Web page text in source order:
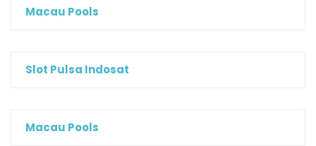
Macau Pools
Slot Pulsa Indosat
Macau Pools